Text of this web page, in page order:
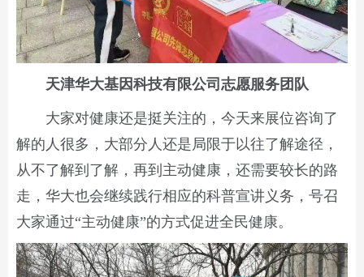
天津华大基因科技有限公司志愿服务团队
大家对健康还是挺关注的，今天来展位咨询了
解的人很多，大部分人还是局限于以往了解途径，
从不了解到了解，再到主动健康，还需要较长的路
走，华大也会继续践行相应的科普宣讲义务，号召
大家通过“主动健康”的方式促进全民健康。